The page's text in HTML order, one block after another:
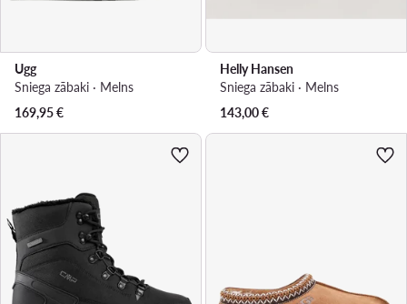
Ugg
Sniega zābaki · Melns
169,95€
Helly Hansen
Sniega zābaki · Melns
143,00€